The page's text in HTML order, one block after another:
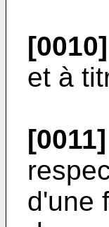
[0010]
et à
[0011]
d'une